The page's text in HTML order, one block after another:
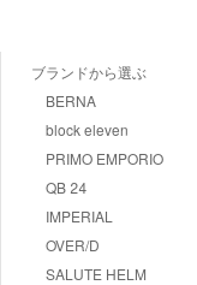
ブランドから選ぶ
BERNA
block eleven
PRIMO EMPORIO
QB 24
IMPERIAL
OVER/D
SALUTE HELM